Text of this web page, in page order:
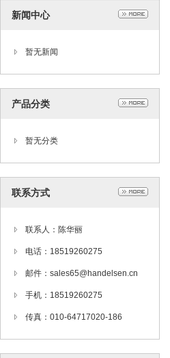
新闻中心
暂无新闻
产品分类
暂无分类
联系方式
联系人：陈华丽
电话：18519260275
邮件：sales65@handelsen.cn
手机：18519260275
传真：010-64717020-186